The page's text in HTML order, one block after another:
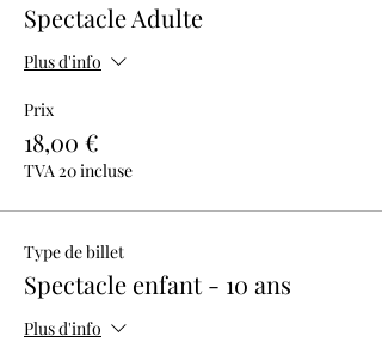
Spectacle Adulte
Plus d'info
Prix
18,00 €
TVA 20 incluse
Type de billet
Spectacle enfant - 10 ans
Plus d'info